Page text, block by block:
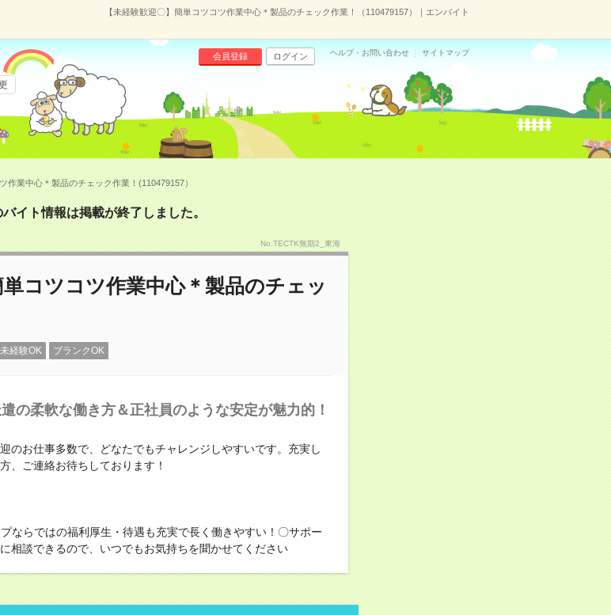
【未経験歓迎〇】簡単コツコツ作業中心＊製品のチェック作業！（110479157）｜エンバイト
会員登録 ログイン ヘルプ・お問い合わせ サイトマップ
作業中心＊製品のチェック作業！(110479157）
バイト情報は掲載が終了しました。
No.TECTK無期2_東海
単コツコツ作業中心＊製品のチェッ
経験OK ブランクOK
遣の柔軟な働き方＆正社員のような安定が魅力的！
のお仕事多数で、どなたでもチャレンジしやすいです。充実し
、ご連絡お待ちしております！
ならではの福利厚生・待遇も充実で長く働きやすい！〇サポー
相談できるので、いつでもお気持ちを聞かせてください